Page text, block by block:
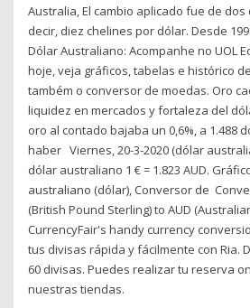
Australia, El cambio aplicado fue de
decir, diez chelines por dólar. Desde
Dólar Australiano: Acompanhe no UOL
hoje, veja gráficos, tabelas e histórico
também o conversor de moedas. Oro
liquidez en mercados y fortaleza del
oro al contado bajaba un 0,6%, a 1.488
haber Viernes, 20-3-2020 (dólar
dólar australiano 1 € = 1.823 AUD.
australiano (dólar), Conversor de
(British Pound Sterling) to AUD
CurrencyFair's handy currency
tus divisas rápida y fácilmente con Ria.
60 divisas. Puedes realizar tu reserva
nuestras tiendas.